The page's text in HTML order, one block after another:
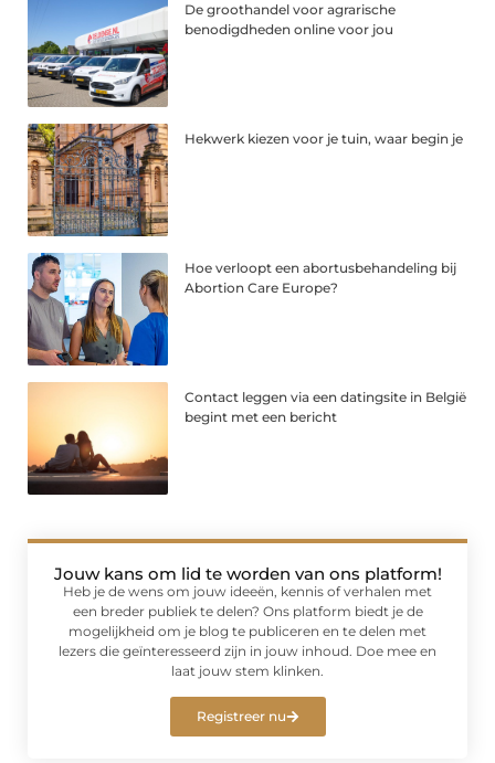
De groothandel voor agrarische
benodigdheden online voor jou
Hekwerk kiezen voor je tuin, waar begin je
Hoe verloopt een abortusbehandeling bij
Abortion Care Europe?
Contact leggen via een datingsite in België
begint met een bericht
Jouw kans om lid te worden van ons platform!
Heb je de wens om jouw ideeën, kennis of verhalen met
een breder publiek te delen? Ons platform biedt je de
mogelijkheid om je blog te publiceren en te delen met
lezers die geïnteresseerd zijn in jouw inhoud. Doe mee en
laat jouw stem klinken.
Registreer nu